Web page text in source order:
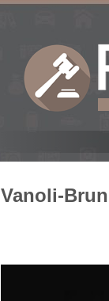
Vanoli-